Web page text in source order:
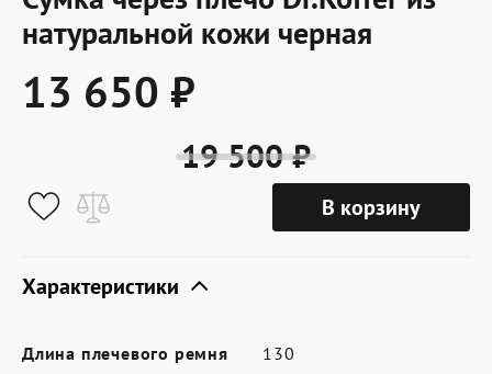
Акции
О компании
Условия доставки
Где купить
натуральной кожи черная
13 650 ₽
19 500 ₽
В корзину
Характеристики
Длина плечевого ремня
130